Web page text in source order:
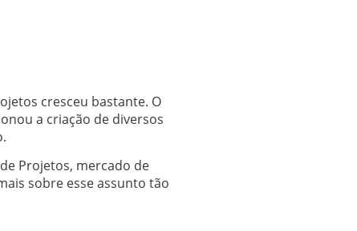
cresceu bastante. O
a criação de diversos
Projetos, mercado de
sobre esse assunto tão